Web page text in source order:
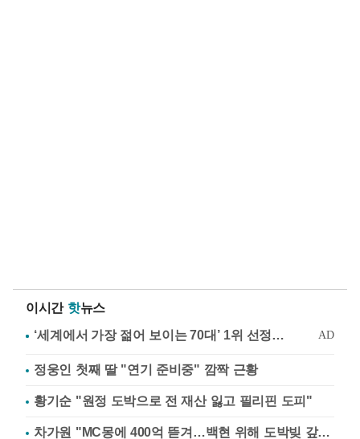
이시간 핫뉴스
정웅인 첫째 딸 "연기 준비중" 깜짝 근황
황기순 "원정 도박으로 전 재산 잃고 필리핀 도피"
차가원 "MC몽에 400억 뜯겨…백현 위해 도박빚 갚아줘"